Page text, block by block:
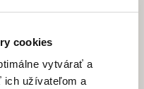
cookies
vytvárať a
ich užívateľom a